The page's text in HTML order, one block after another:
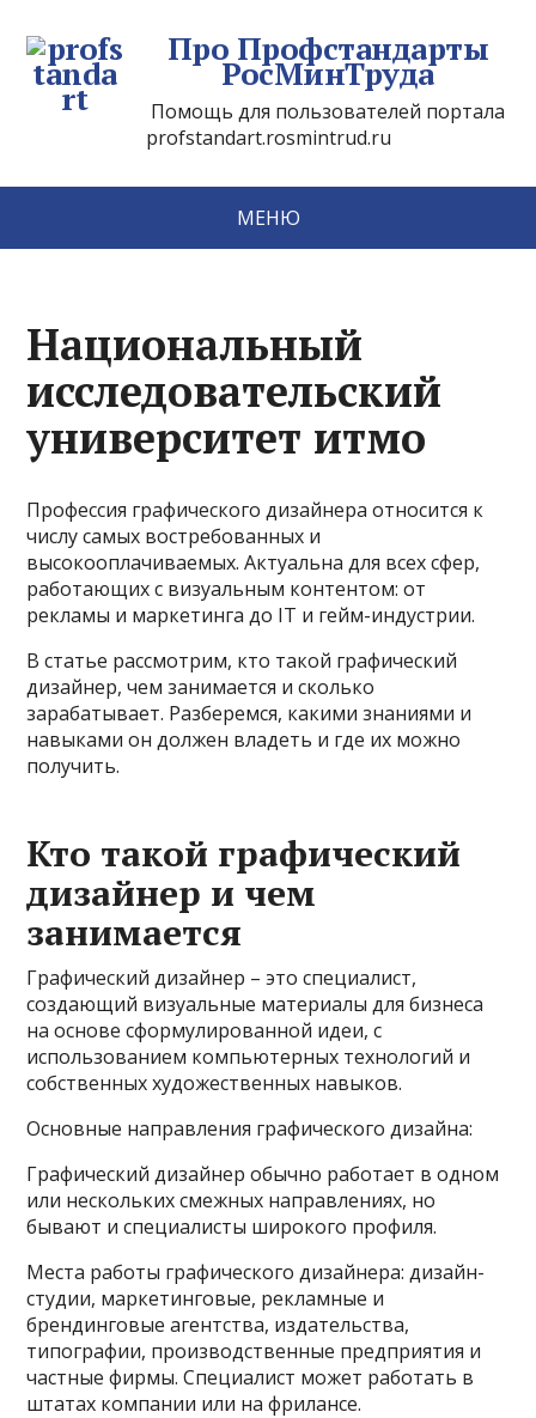
Про Профстандарты
РосМинТруда
Помощь для пользователей портала
profstandart.rosmintrud.ru
МЕНЮ
Национальный
исследовательский
университет итмо
Профессия графического дизайнера относится к
числу самых востребованных и
высокооплачиваемых. Актуальна для всех сфер,
работающих с визуальным контентом: от
рекламы и маркетинга до IT и гейм-индустрии.
В статье рассмотрим, кто такой графический
дизайнер, чем занимается и сколько
зарабатывает. Разберемся, какими знаниями и
навыками он должен владеть и где их можно
получить.
Кто такой графический
дизайнер и чем
занимается
Графический дизайнер – это специалист,
создающий визуальные материалы для бизнеса
на основе сформулированной идеи, с
использованием компьютерных технологий и
собственных художественных навыков.
Основные направления графического дизайна:
Графический дизайнер обычно работает в одном
или нескольких смежных направлениях, но
бывают и специалисты широкого профиля.
Места работы графического дизайнера: дизайн-
студии, маркетинговые, рекламные и
брендинговые агентства, издательства,
типографии, производственные предприятия и
частные фирмы. Специалист может работать в
штатах компании или на фрилансе.